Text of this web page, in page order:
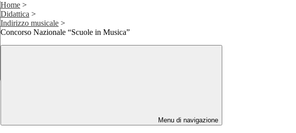
Home >
Didattica >
Indirizzo musicale >
Concorso Nazionale “Scuole in Musica”
Menu di navigazione